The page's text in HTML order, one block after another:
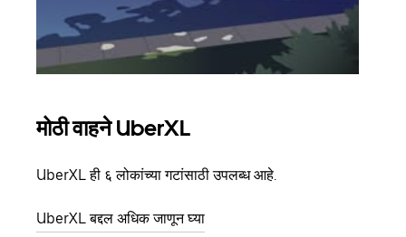
मोठी वाहने UberXL
UberXL ही ६ लोकांच्या गटांसाठी उपलब्ध आहे.
UberXL बद्दल अधिक जाणून घ्या